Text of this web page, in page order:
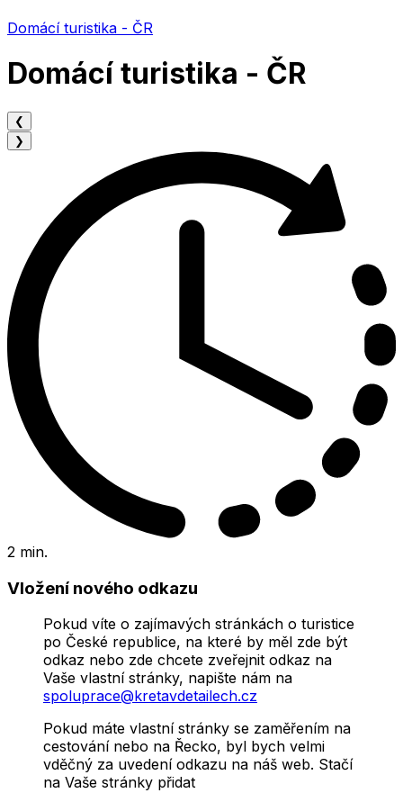
Domácí turistika - ČR
Domácí turistika - ČR
❮
❯
2 min.
Vložení nového odkazu
Pokud víte o zajímavých stránkách o turistice
po České republice, na které by měl zde být
odkaz nebo zde chcete zveřejnit odkaz na
Vaše vlastní stránky, napište nám na
spoluprace@kretavdetailech.cz
Pokud máte vlastní stránky se zaměřením na
cestování nebo na Řecko, byl bych velmi
vděčný za uvedení odkazu na náš web. Stačí
na Vaše stránky přidat